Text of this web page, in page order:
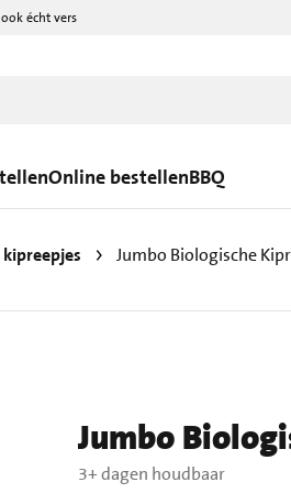
ook écht vers
Online bestellenBBQ
Jumbo Biologische
Jumbo
3+ dagen houdbaar